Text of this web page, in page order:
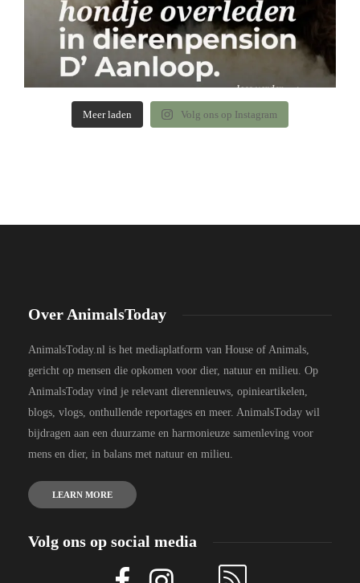
Meer laden Volg ons op Instagram
Over AnimalsToday
AnimalsToday.nl is het mediaplatform van House of Animals,
gericht op mensen die opkomen voor dier, natuur en milieu. Op
AnimalsToday vind je relevant dierennieuws, opinieartikelen,
blogs, vlogs, onthullende reportages en meer. AnimalsToday wil
bijdragen aan een duurzame en harmonieuze samenleving voor
mens en dier, in balans met natuur en milieu.
LEARN MORE
Volg ons op social media